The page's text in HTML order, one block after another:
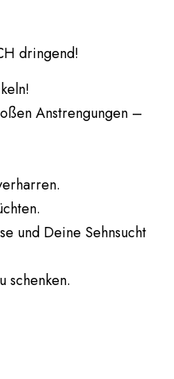
dringend!
Anstrengungen –
und Deine Sehnsucht
schenken.